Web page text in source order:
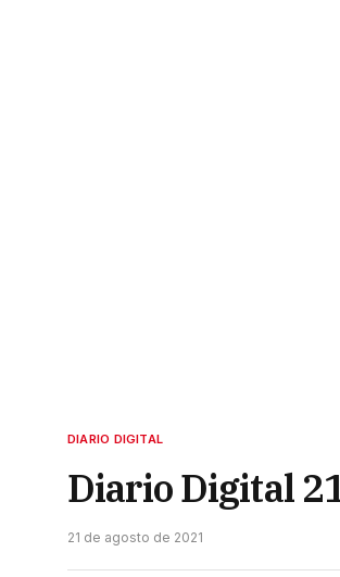
DIARIO DIGITAL
Diario Digital
21 de agosto de 2021